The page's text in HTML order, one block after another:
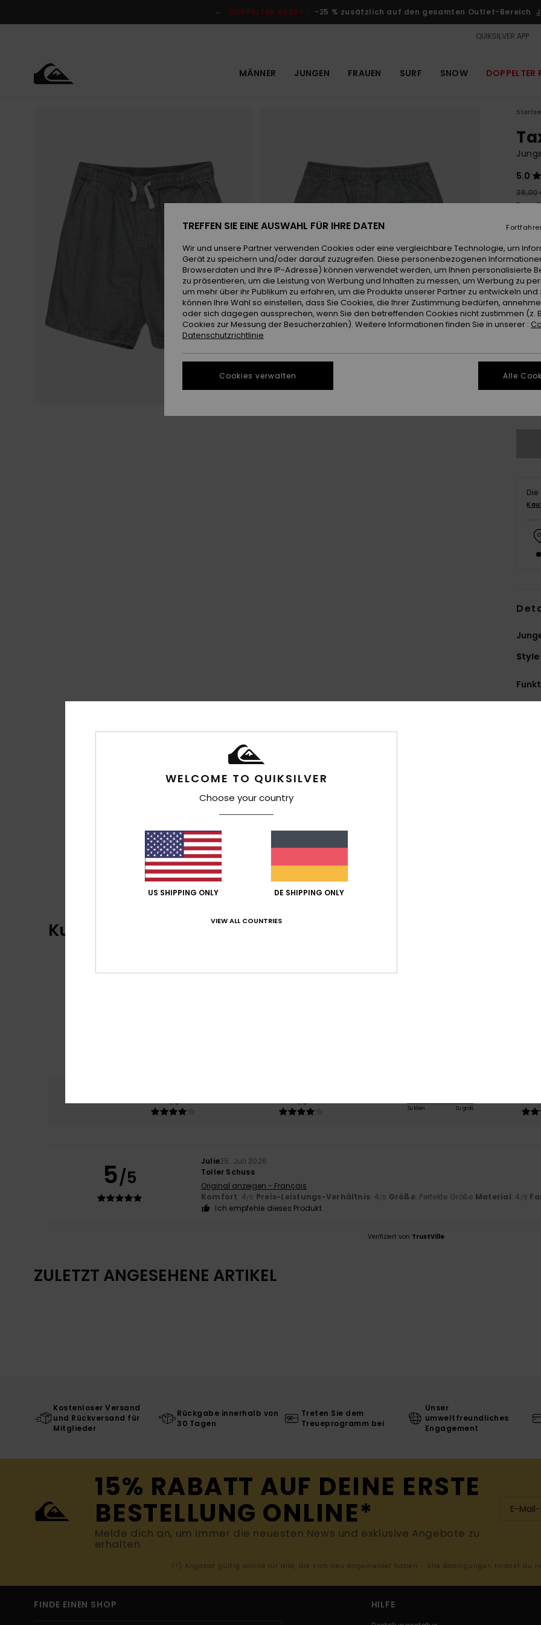
DOPPELTER RABATT -25 % zusätzlich auf den gesamten Outlet-Bereich
QUIKSILVER APP
MÄNNER JUNGEN FRAUEN SURF SNOW DOPPELTER
5.0
38,00
Farbe
8
Style
Kundenbewertungen
Durchschnittliche Bewertung
4.0
4.0
Zu klein Zu groß
5/5
Julie25. Juli 2026
Toller Schuss
Original anzeigen - Français
Komfort: 4/5 Preis-Leistungs-Verhältnis: 4/5 Größe: Perfekte Größe Material: 4 /5
Ich empfehle dieses Produkt
Verifiziert von TrustVille
ZULETZT ANGESEHENE ARTIKEL
Kostenloser Versand
und Rückversand für
Mitglieder
Rückgabe innerhalb von
30 Tagen
Treten Sie dem
Treueprogramm bei
Unser
umweltfreundliches
Engagement
15% RABATT AUF DEINE ERSTE
BESTELLUNG ONLINE*
Melde dich an, um immer die neuesten News und exklusive Angebote zu
erhalten.
(*) Angebot gültig online für alle, die sich neu angemeldet haben - Alle Bedingungen findest du
FINDE EINEN SHOP HILFE
WELCOME TO QUIKSILVER
Choose your country
US SHIPPING ONLY DE SHIPPING ONLY
VIEW ALL COUNTRIES
TREFFEN SIE EINE AUSWAHL FÜR IHRE DATEN
Wir und unsere Partner verwenden Cookies oder eine vergleichbare Technologie, um
Gerät zu speichern und/oder darauf zuzugreifen. Diese personenbezogenen
Browserdaten und Ihre IP-Adresse) können verwendet werden, um Ihnen personalisierte
zu präsentieren, um die Leistung von Werbung und Inhalten zu messen, um Werbung zu
um mehr über ihr Publikum zu erfahren, um die Produkte unserer Partner zu entwickeln und
können Ihre Wahl so einstellen, dass Sie Cookies, die Ihrer Zustimmung bedürfen,
oder sich dagegen aussprechen, wenn Sie den betreffenden Cookies nicht zustimmen (z.
Cookies zur Messung der Besucherzahlen). Weitere Informationen finden Sie in unserer :
Datenschutzrichtlinie
Cookies verwalten Alle